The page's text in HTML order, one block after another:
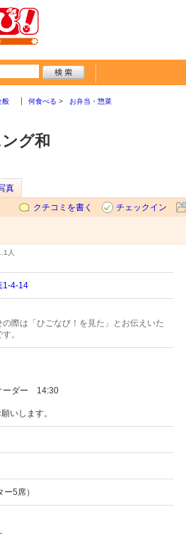
般 何食べる お弁当・惣菜
グ和
真
クチコミを書く
チェックイン
1人
1-4-14
際は「ひごなび！を見た」とお伝えいた
。
ーダー 14:30
いします。
5席）